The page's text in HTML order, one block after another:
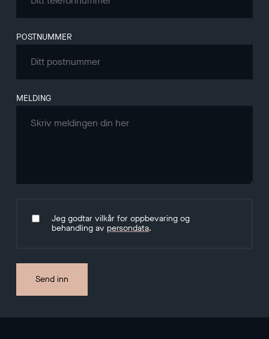
POSTNUMMER
MELDING
Jeg godtar vilkår for oppbevaring og
behandling av persondata.
Send inn